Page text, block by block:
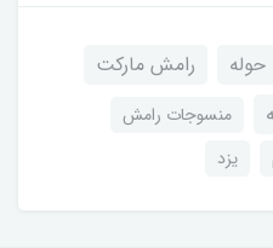
حوله
رامش مارکت
منسوجات رامش
یزد